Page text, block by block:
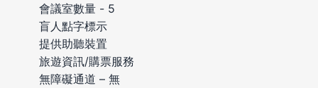
會議室數量 - 5
盲人點字標示
提供助聽裝置
旅遊資訊/購票服務
無障礙通道 – 無